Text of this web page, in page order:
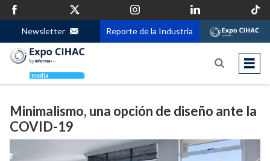
Newsletter Reporte de la Industria
Minimalismo, una opción de diseño ante la
COVID-19